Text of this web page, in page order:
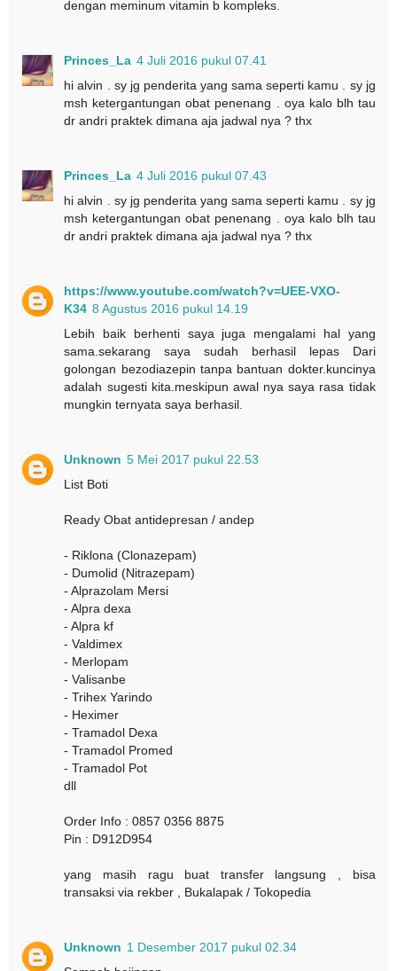
dengan meminum vitamin b kompleks.
Princes_La 4 Juli 2016 pukul 07.41
hi alvin . sy jg penderita yang sama seperti kamu . sy jg
msh ketergantungan obat penenang . oya kalo blh tau
dr andri praktek dimana aja jadwal nya ? thx
Princes_La 4 Juli 2016 pukul 07.43
hi alvin . sy jg penderita yang sama seperti kamu . sy jg
msh ketergantungan obat penenang . oya kalo blh tau
dr andri praktek dimana aja jadwal nya ? thx
https://www.youtube.com/watch?v=UEE-VXO-
K34 8 Agustus 2016 pukul 14.19
Lebih baik berhenti saya juga mengalami hal yang
sama.sekarang saya sudah berhasil lepas Dari
golongan bezodiazepin tanpa bantuan dokter.kuncinya
adalah sugesti kita.meskipun awal nya saya rasa tidak
mungkin ternyata saya berhasil.
Unknown 5 Mei 2017 pukul 22.53
List Boti
Ready Obat antidepresan / andep
- Riklona (Clonazepam)
- Dumolid (Nitrazepam)
- Alprazolam Mersi
- Alpra dexa
- Alpra kf
- Valdimex
- Merlopam
- Valisanbe
- Trihex Yarindo
- Heximer
- Tramadol Dexa
- Tramadol Promed
- Tramadol Pot
dll
Order Info : 0857 0356 8875
Pin : D912D954
yang masih ragu buat transfer langsung , bisa
transaksi via rekber , Bukalapak / Tokopedia
Unknown 1 Desember 2017 pukul 02.34